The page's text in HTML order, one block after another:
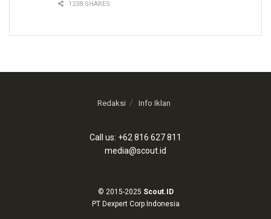
1238 SHARES
Redaksi Info Iklan
Call us: +62 816 627 811
media@scout.id
© 2015-2025 Scout.ID
PT Dexpert Corp Indonesia